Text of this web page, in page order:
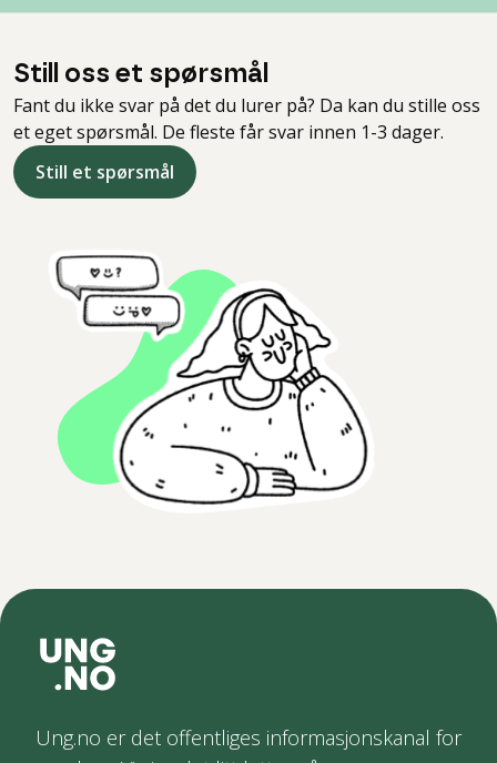
Still oss et spørsmål
Fant du ikke svar på det du lurer på? Da kan du stille oss
et eget spørsmål. De fleste får svar innen 1-3 dager.
Still et spørsmål
Ung.no er det offentliges informasjonskanal for